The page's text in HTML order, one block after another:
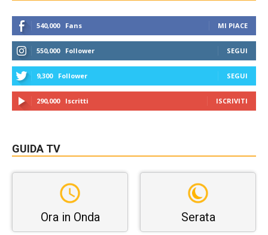
540,000 Fans MI PIACE
550,000 Follower SEGUI
9,300 Follower SEGUI
290,000 Iscritti ISCRIVITI
GUIDA TV
Ora in Onda Serata